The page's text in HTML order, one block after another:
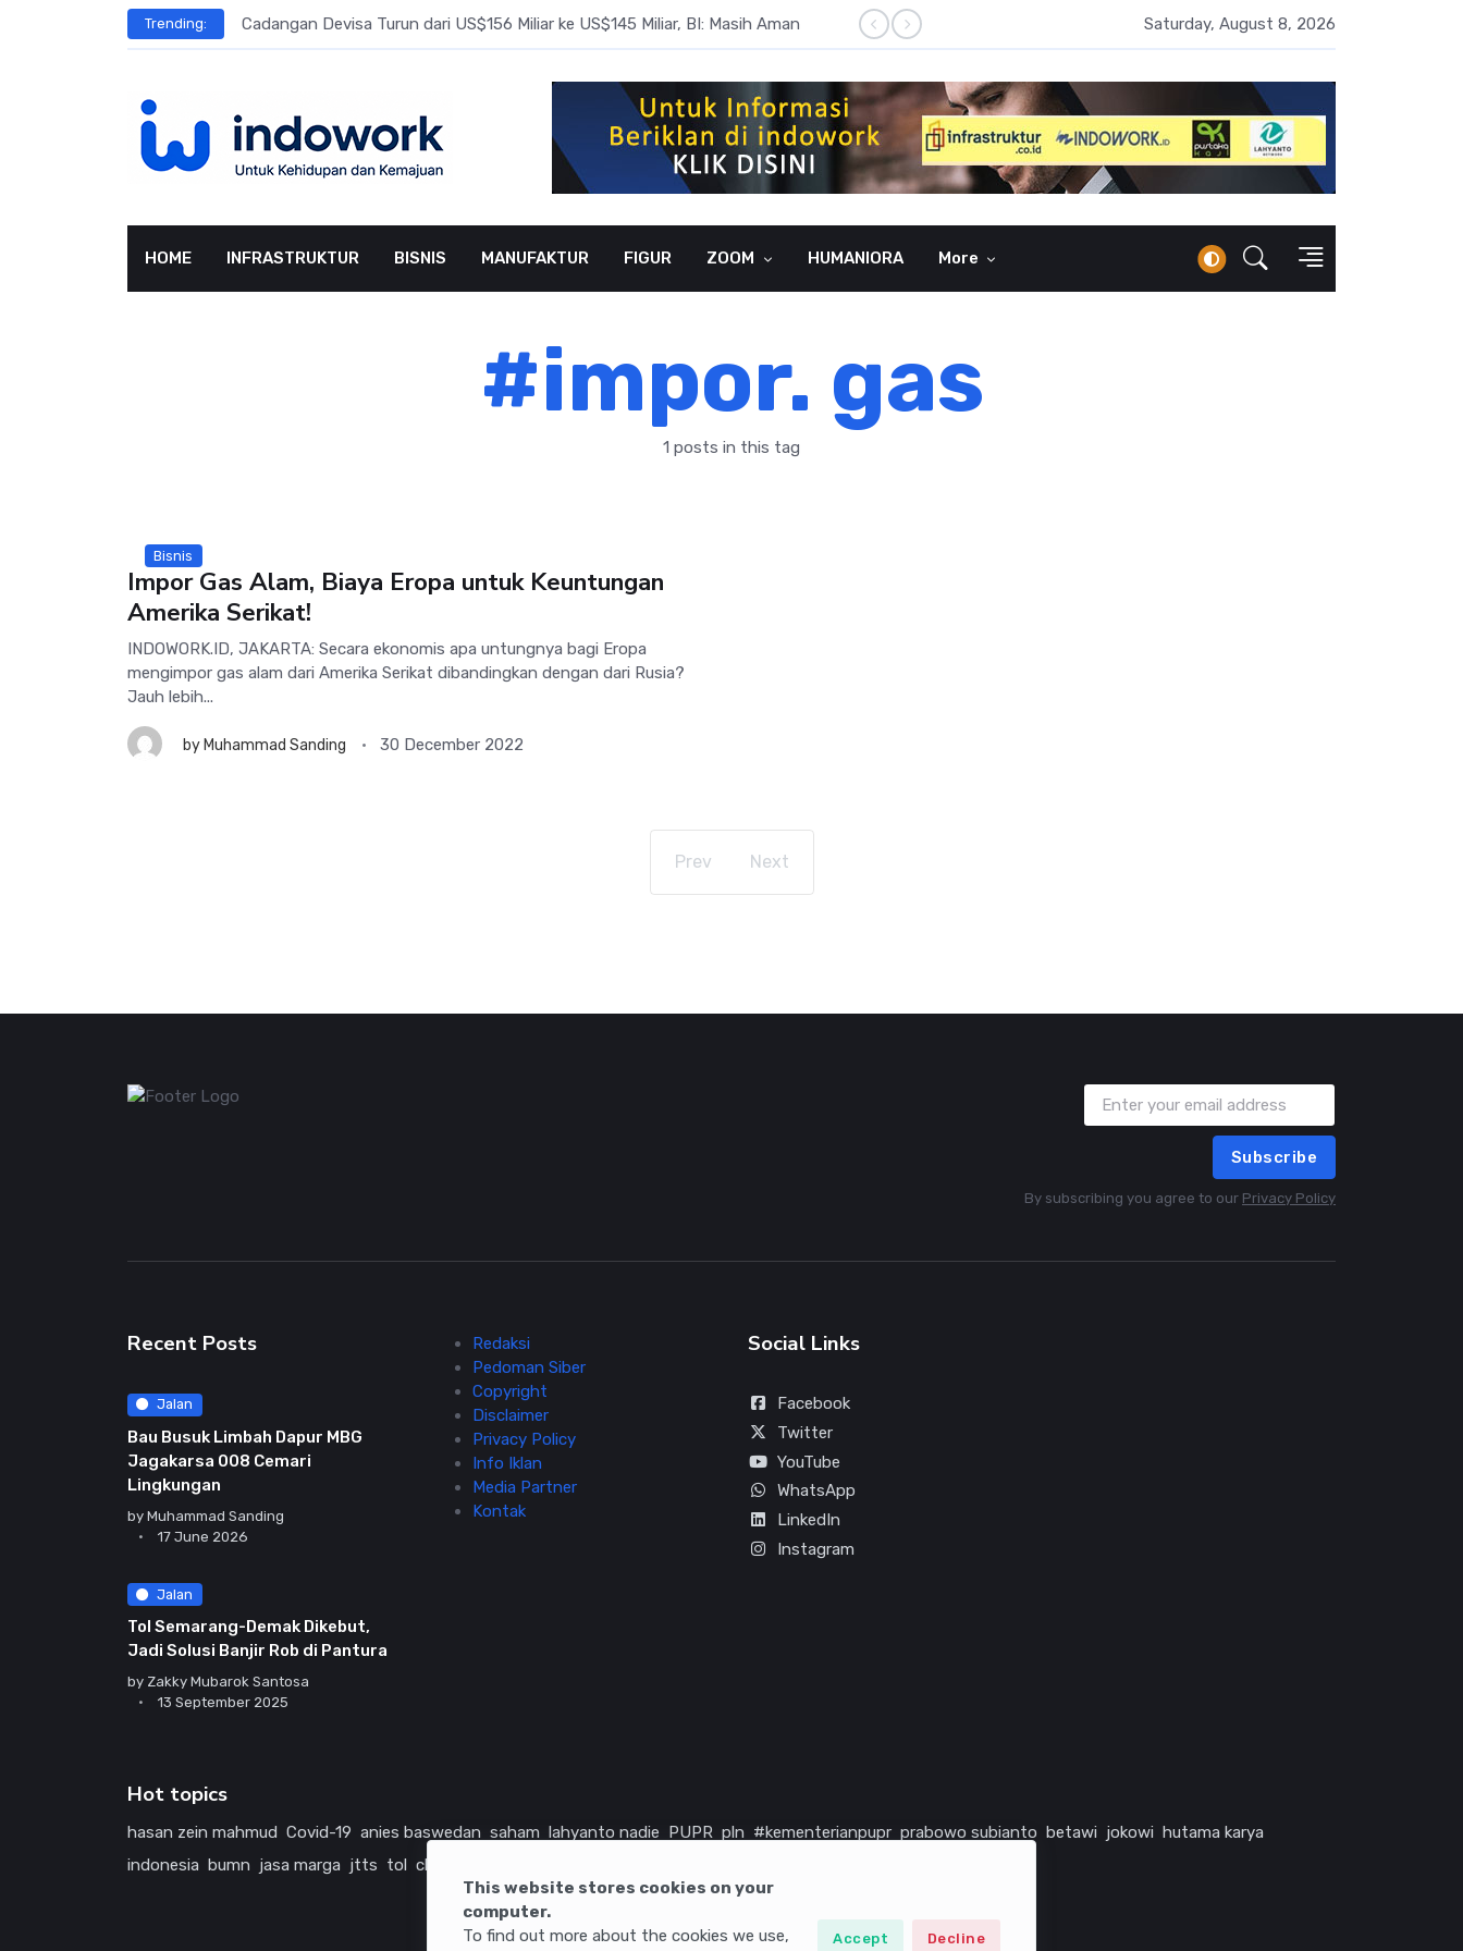
Trending: Cadangan Devisa Turun dari US$156 Miliar ke US$145 Miliar, BI: Masih Aman BI Rate Naik 100 Bps, Destry Sebut Stabilitas Rupiah Jadi Prioritas
Saturday, August 8, 2026
HOME INFRASTRUKTUR BISNIS MANUFAKTUR FIGUR ZOOM HUMANIORA More
#impor. gas
1 posts in this tag
Bisnis
Impor Gas Alam, Biaya Eropa untuk Keuntungan
Amerika Serikat!
INDOWORK.ID, JAKARTA: Secara ekonomis apa untungnya bagi Eropa
mengimpor gas alam dari Amerika Serikat dibandingkan dengan dari Rusia?
Jauh lebih...
by Muhammad Sanding 30 December 2022
Prev Next
This website stores cookies on your
computer.
To find out more about the cookies we use,
Accept Decline
Subscribe
By subscribing you agree to our Privacy Policy
Recent Posts
Jalan
Bau Busuk Limbah Dapur MBG
Jagakarsa 008 Cemari
Lingkungan
by Muhammad Sanding
17 June 2026
Jalan
Tol Semarang-Demak Dikebut,
Jadi Solusi Banjir Rob di Pantura
by Zakky Mubarok Santosa
13 September 2025
Redaksi
Pedoman Siber
Copyright
Disclaimer
Privacy Policy
Info Iklan
Media Partner
Kontak
Social Links
Facebook
Twitter
YouTube
WhatsApp
LinkedIn
Instagram
Hot topics
hasan zein mahmud Covid-19 anies baswedan saham lahyanto nadie PUPR pln #kementerianpupr prabowo subianto betawi jokowi hutama karya
indonesia bumn jasa marga jtts tol china